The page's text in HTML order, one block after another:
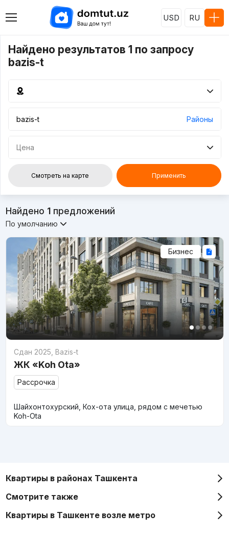
USD RU
Найдено результатов 1 по запросу
bazis-t
Районы
Цена
Смотреть на карте Применить
Найдено 1предложений
По умолчанию
Бизнес
Сдан 2025 Bazis-t
ЖК «Koh Ota»
Рассрочка
Шайхонтохурский, Кох-ота улица, рядом с мечетью
Koh-Ota
Квартиры в районах Ташкента
Смотрите также
Квартиры в Ташкенте возле метро